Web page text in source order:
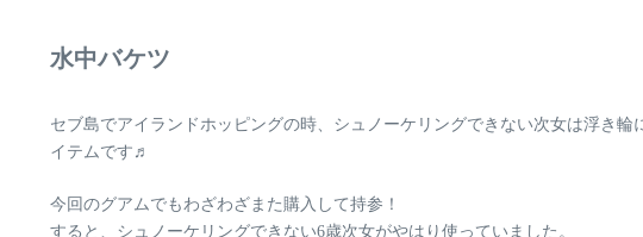
水中バケツ
セブ島でアイランドホッピングの時、シュノーケリングできない次女は浮き
イテムです♬
今回のグアムでもわざわざまた購入して持参！
すると、シュノーケリングできない6歳次女がやはり使っていました。